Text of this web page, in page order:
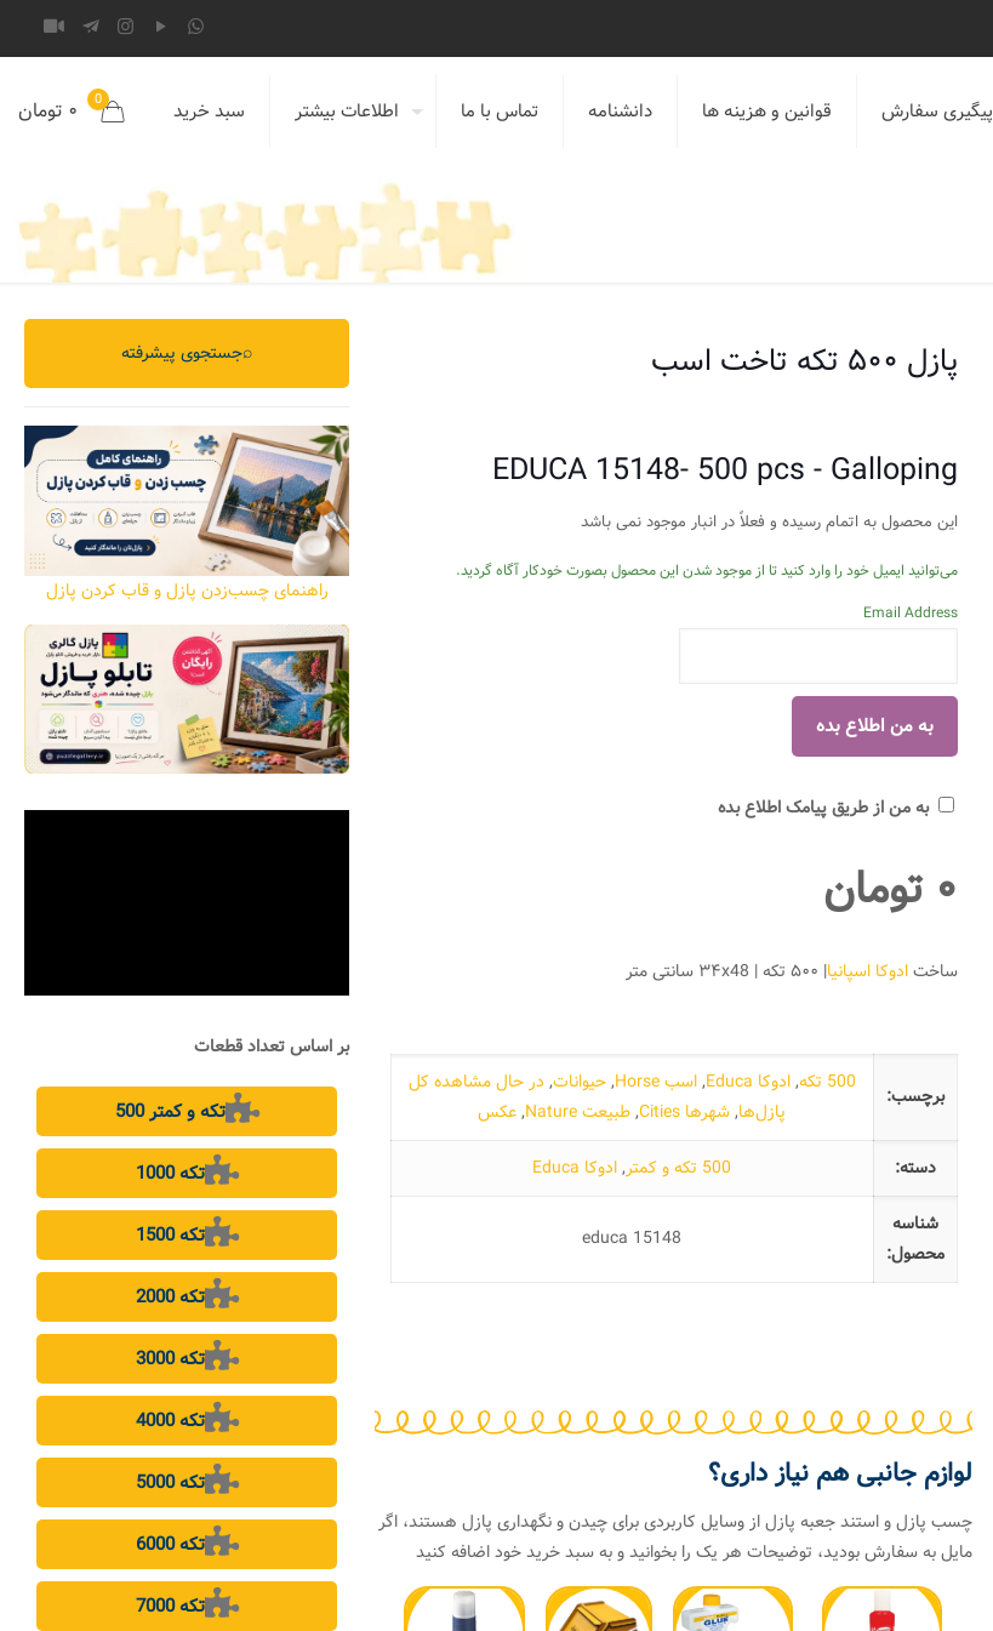
پیگیری سفارش قوانین و هزینه ها دانشنامه تماس با ما اطلاعات بیشتر سبد خرید 0 ۰ تومان
پازل ۵۰۰ تکه تاخت اسب
EDUCA 15148- 500 pcs - Galloping
این محصول به اتمام رسیده و فعلاً در انبار موجود نمی باشد
می‌توانید ایمیل خود را وارد کنید تا از موجود شدن این محصول بصورت خودکار آگاه گردید.
Email Address
به من از طریق پیامک اطلاع بده
۰ تومان
ساختادوکا اسپانیا| ۵۰۰ تکه | ۳۴x48 سانتی متر
برچسب:
500 تکه ,ادوکا Educa ,اسب Horse ,حیوانات, در حال مشاهده کل
پازل‌ها,شهرها Cities ,طبیعت Nature ,عکس
دسته: 500 تکه و کمتر ,ادوکا Educa
شناسه
محصول:
educa 15148
لوازم جانبی هم نیاز داری؟
چسب پازل و استند جعبه پازل از وسایل کاربردی برای چیدن و نگهداری پازل هستند، اگر
مایل به سفارش بودید، توضیحات هر یک را بخوانید و به سبد خرید خود اضافه کنید
جستجوی پیشرفته⌕
راهنمای چسب‌زدن پازل و قاب کردن پازل
بر اساس تعداد قطعات
500 تکه و کمتر
1000 تکه
1500 تکه
2000 تکه
3000 تکه
4000 تکه
5000 تکه
6000 تکه
7000 تکه